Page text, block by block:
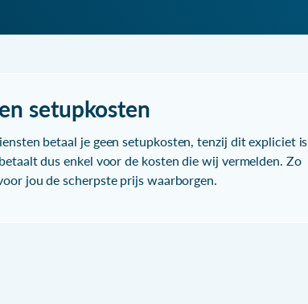
setupkosten
betaal je geen setupkosten, tenzij dit expliciet is
dus enkel voor de kosten die wij vermelden. Zo
jou de scherpste prijs waarborgen.